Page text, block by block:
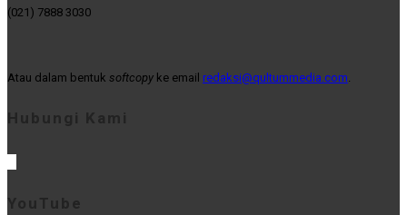
(021) 7888 3030
Atau dalam bentuk softcopy ke email redaksi@qultummedia.com
Hubungi Kami
YouTube